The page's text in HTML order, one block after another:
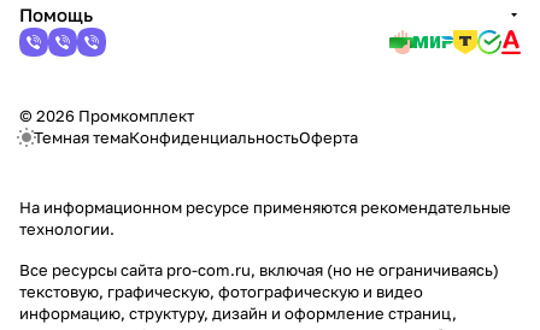
Помощь
© 2026 Промкомплект
Темная темаКонфиденциальностьОферта
На информационном ресурсе применяются рекомендательные
технологии.
Все ресурсы сайта pro-com.ru, включая (но не ограничиваясь)
текстовую, графическую, фотографическую и видео
информацию, структуру, дизайн и оформление страниц,